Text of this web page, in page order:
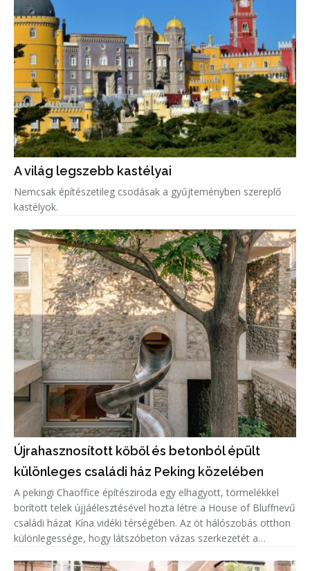
A világ legszebb kastélyai
Nemcsak építészetileg csodásak a gyűjteményben szereplő
kastélyok.
Újrahasznosított kőből és betonból épült
különleges családi ház Peking közelében
A pekingi Chaoffice építésziroda egy elhagyott, törmelékkel
borított telek újjáélesztésével hozta létre a House of Bluffnevű
családi házat Kína vidéki térségében. Az öt hálószobás otthon
különlegessége, hogy látszóbeton vázas szerkezetét a